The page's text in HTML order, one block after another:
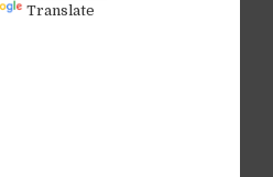
Translate